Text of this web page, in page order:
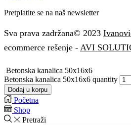
Pretplatite se na naš newsletter
Sva prava zadržana© 2023
ecommerce rešenje - AVI
Betonska kanalica 50x16x6
Betonska kanalica 50x16x6 quantity
Dodaj u korpu
Početna
Shop
Pretraži